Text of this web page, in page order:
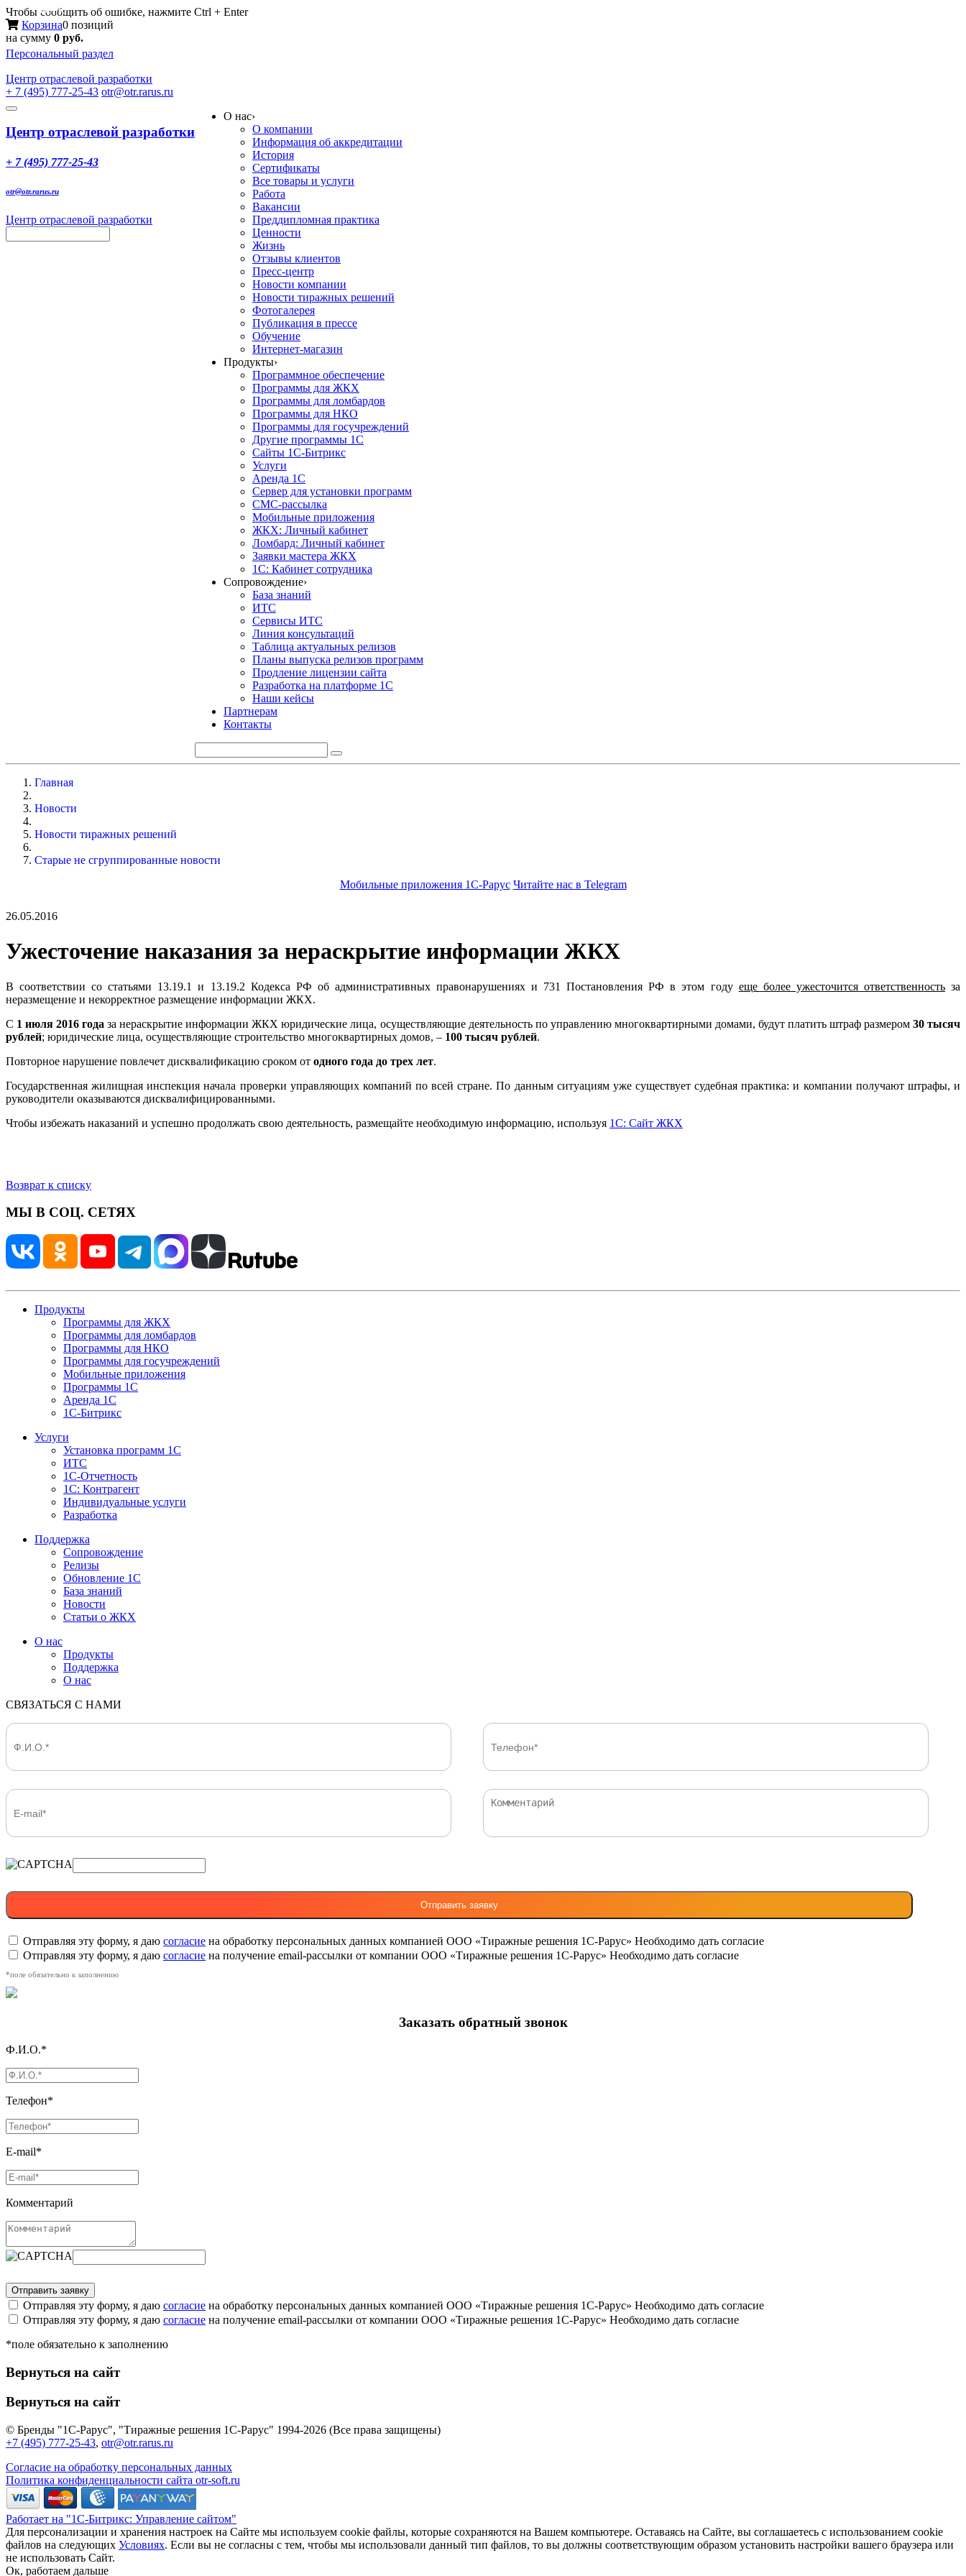
Чтобы сообщить об ошибке, нажмите Ctrl + Enter
Корзина0 позиций
на сумму 0 руб.
Персональный раздел
Центр отраслевой разработки
+ 7 (495) 777-25-43 otr@otr.rarus.ru
Toggle
Меню
Центр отраслевой разработки
+ 7 (495) 777-25-43
otr@otr.rarus.ru
Центр отраслевой разработки
О нас›
О компании
Информация об аккредитации
История
Сертификаты
Все товары и услуги
Работа
Вакансии
Преддипломная практика
Ценности
Жизнь
Отзывы клиентов
Пресс-центр
Новости компании
Новости тиражных решений
Фотогалерея
Публикация в прессе
Обучение
Интернет-магазин
Продукты›
Программное обеспечение
Программы для ЖКХ
Программы для ломбардов
Программы для НКО
Программы для госучреждений
Другие программы 1С
Сайты 1С-Битрикс
Услуги
Аренда 1С
Сервер для установки программ
СМС-рассылка
Мобильные приложения
ЖКХ: Личный кабинет
Ломбард: Личный кабинет
Заявки мастера ЖКХ
1С: Кабинет сотрудника
Сопровождение›
База знаний
ИТС
Сервисы ИТС
Линия консультаций
Таблица актуальных релизов
Планы выпуска релизов программ
Продление лицензии сайта
Разработка на платформе 1С
Наши кейсы
Партнерам
Контакты
Главная
Новости
Новости тиражных решений
Старые не сгруппированные новости
Мобильные приложения 1С-Рарус Читайте нас в Telegram
26.05.2016
Ужесточение наказания за нераскрытие информации ЖКХ
В соответствии со статьями 13.19.1 и 13.19.2 Кодекса РФ об административных правонарушениях и 731 Постановления РФ в этом году еще более ужесточится ответственностьза
неразмещение и некорректное размещение информации ЖКХ.
С 1 июля 2016 года за нераскрытие информации ЖКХ юридические лица, осуществляющие деятельность по управлению многоквартирными домами, будут платить штраф размером 30 тысяч
рублей; юридические лица, осуществляющие строительство многоквартирных домов, – 100 тысяч рублей.
Повторное нарушение повлечет дисквалификацию сроком от одного года до трех лет.
Государственная жилищная инспекция начала проверки управляющих компаний по всей стране. По данным ситуациям уже существует судебная практика: и компании получают штрафы, и
руководители оказываются дисквалифицированными.
Чтобы избежать наказаний и успешно продолжать свою деятельность, размещайте необходимую информацию, используя 1С: Сайт ЖКХ
Возврат к списку
МЫ В СОЦ. СЕТЯХ
Продукты
Программы для ЖКХ
Программы для ломбардов
Программы для НКО
Программы для госучреждений
Мобильные приложения
Программы 1С
Аренда 1С
1С-Битрикс
Услуги
Установка программ 1С
ИТС
1С-Отчетность
1С: Контрагент
Индивидуальные услуги
Разработка
Поддержка
Сопровождение
Релизы
Обновление 1С
База знаний
Новости
Статьи о ЖКХ
О нас
Продукты
Поддержка
О нас
СВЯЗАТЬСЯ С НАМИ
Отправляя эту форму, я даю согласие на обработку персональных данных компанией ООО «Тиражные решения 1С-Рарус» Необходимо дать согласие
Отправляя эту форму, я даю согласие на получение email-рассылки от компании ООО «Тиражные решения 1С-Рарус» Необходимо дать согласие
*поле обязательно к заполнению
Заказать обратный звонок
Ф.И.О.*
Телефон*
E-mail*
Комментарий
Отправляя эту форму, я даю согласие на обработку персональных данных компанией ООО «Тиражные решения 1С-Рарус» Необходимо дать согласие
Отправляя эту форму, я даю согласие на получение email-рассылки от компании ООО «Тиражные решения 1С-Рарус» Необходимо дать согласие
*поле обязательно к заполнению
Вернуться на сайт
Вернуться на сайт
© Бренды "1С-Рарус", "Тиражные решения 1С-Рарус" 1994-2026 (Все права защищены)
+7 (495) 777-25-43, otr@otr.rarus.ru
Согласие на обработку персональных данных
Политика конфиденциальности сайта otr-soft.ru
Работает на "1С-Битрикс: Управление сайтом"
Для персонализации и хранения настроек на Сайте мы используем cookie файлы, которые сохраняются на Вашем компьютере. Оставаясь на Сайте, вы соглашаетесь с использованием cookie
файлов на следующих Условиях. Если вы не согласны с тем, чтобы мы использовали данный тип файлов, то вы должны соответствующим образом установить настройки вашего браузера или
не использовать Сайт.
Ок, работаем дальше